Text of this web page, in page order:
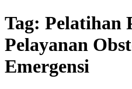
Tag: Pelatihan
Pelayanan
Emergensi